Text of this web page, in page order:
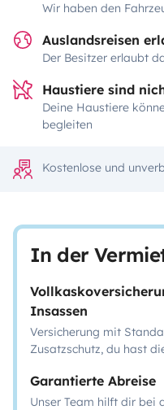
Wir haben den
Auslandsreisen
Der Besitzer erlaubt
Haustiere sind
Deine Haustiere
begleiten
Kostenlose und
In der
Insassen
Versicherung mit
Zusatzschutz, du hast
Garantierte Abreise
Unser Team hilft dir bei